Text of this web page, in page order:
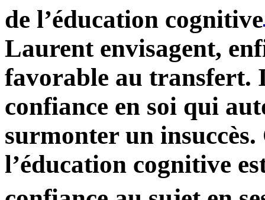
de l’éducation cognitive
Laurent envisagent,
favorable au transfert.
confiance en soi qui
surmonter un
l’éducation cognitive